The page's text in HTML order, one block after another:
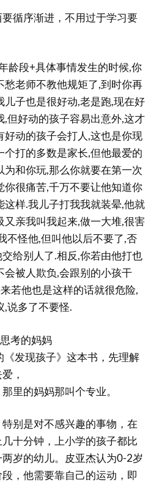
循序渐进，不用过于学习要
龄段+具体事情发生的时候,你
愁老师不教他规矩了,到时你再
儿子也是很好动,老是跑,现在好
,但好动的孩子容易出意外,这才
好动的孩子会打人,这也是你现
个打的多数是家长,但他最爱的
为和你玩,那么你就要在第一次
你很痛苦,千万不要让他知道你
这样.我儿子打我我就装晕,他就
又亲我叫我起来,做一大堆,很害
不怪他,但叫他以后不要了,否
给别人了.相反,你若由他打也
会被人欺负,会跟别的小孩干
若他也是这样的话就很危险,
,说多了不要怪.
考的妈妈
发现孩子》这本书，先理解
，
里的妈妈那叫个专业。
别是对不感兴趣的事物，在
十分钟，上小学的孩子都比
岁的幼儿。皮亚杰认为0-2岁
，他需要靠自己的运动，即